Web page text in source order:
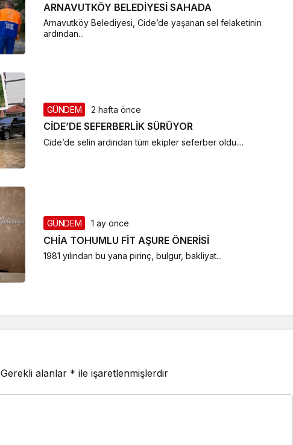
ARNAVUTKÖY BELEDİYESİ SAHADA
Arnavutköy Belediyesi, Cide’de yaşanan sel felaketinin
ardından...
GÜNDEM 2 hafta önce
CİDE’DE SEFERBERLİK SÜRÜYOR
Cide’de selin ardından tüm ekipler seferber oldu....
GÜNDEM 1 ay önce
CHİA TOHUMLU FİT AŞURE ÖNERİSİ
1981 yılından bu yana pirinç, bulgur, bakliyat...
Gerekli alanlar * ile işaretlenmişlerdir